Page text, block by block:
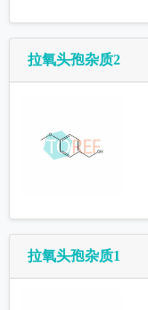
拉氧头孢杂质2
拉氧头孢杂质1